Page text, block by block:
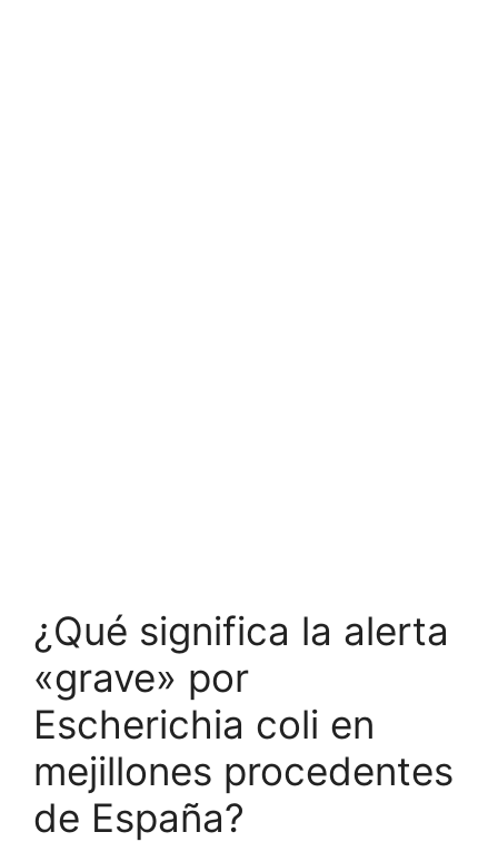
¿Qué significa la alerta
«grave» por
Escherichia coli en
mejillones procedentes
de España?